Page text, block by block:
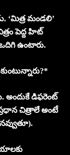
‘మిత్ర మండలి’
పెద్ద హిట్
ఉంటారు.
అందుకే డిఫరెంట్
చిత్రాలే అంటే